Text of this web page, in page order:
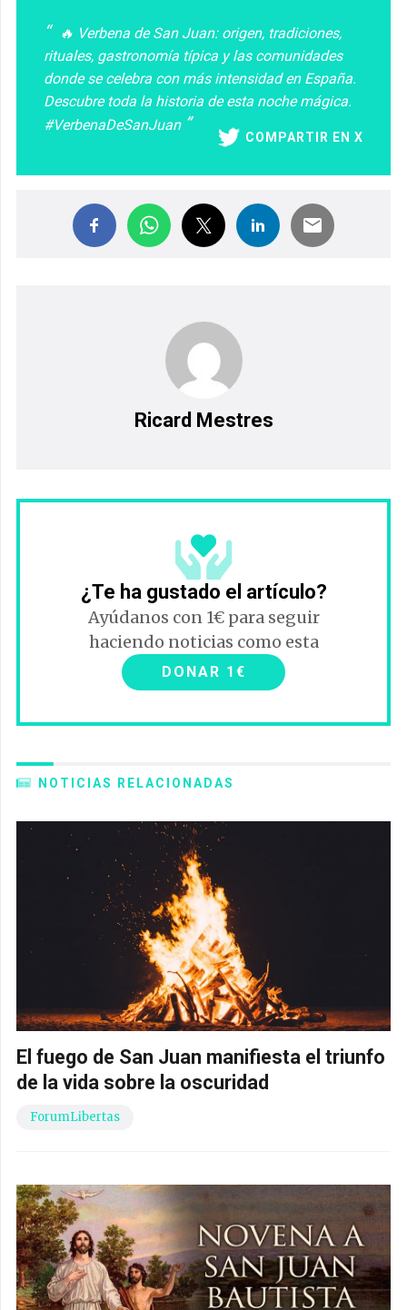
🔥 Verbena de San Juan: origen, tradiciones,
rituales, gastronomía típica y las comunidades
donde se celebra con más intensidad en España.
Descubre toda la historia de esta noche mágica.
#VerbenaDeSanJuan
COMPARTIR EN X
Ricard Mestres
¿Te ha gustado el artículo?
Ayúdanos con 1€ para seguir
haciendo noticias como esta
DONAR 1€
NOTICIAS RELACIONADAS
El fuego de San Juan manifiesta el triunfo
de la vida sobre la oscuridad
ForumLibertas